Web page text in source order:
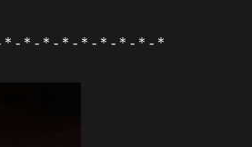
-＊-＊-＊-＊-＊-＊-＊-＊